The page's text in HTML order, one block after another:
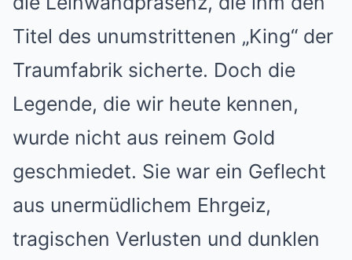
Titel des unumstrittenen „King“ der
Traumfabrik sicherte. Doch die
Legende, die wir heute kennen,
wurde nicht aus reinem Gold
geschmiedet. Sie war ein Geflecht
aus unermüdlichem Ehrgeiz,
tragischen Verlusten und dunklen